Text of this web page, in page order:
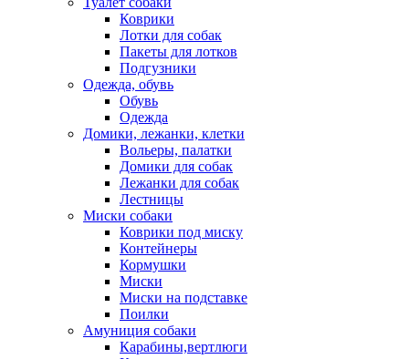
Коврики
Лотки для собак
Пакеты для лотков
Подгузники
Одежда, обувь
Обувь
Одежда
Домики, лежанки, клетки
Вольеры, палатки
Домики для собак
Лежанки для собак
Лестницы
Миски собаки
Коврики под миску
Контейнеры
Кормушки
Миски
Миски на подставке
Поилки
Амуниция собаки
Карабины,вертлюги